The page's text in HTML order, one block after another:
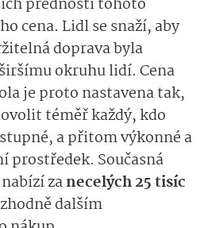
předností tohoto
cena. Lidl se snaží, aby
doprava byla
okruhu lidí. Cena
je proto nastavena tak,
téměř každý, kdo
a přitom výkonné a
prostředek. Současná
zanecelých 25 tisíc
dalším